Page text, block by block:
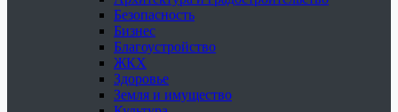
Безопасность
Бизнес
Благоустройство
ЖКХ
Здоровье
Земля и имущество